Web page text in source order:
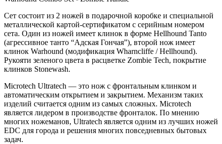
Сет состоит из 2 ножей в подарочной коробке и специальной
металлической картой-сертификатом с серийным номером
сета. Один из ножей имеет клинок в форме Hellhound Tanto
(агрессивное танто “Адская Гончая”), второй нож имеет
клинок Warhound (модификация Wharncliffe /Hellhound).
Рукояти зеленого цвета в расцветке Zombie Tech, покрытие
клинков Stonewash.
Microtech Ultratech — это нож с фронтальным клинком и
автоматическим открытием и закрытием. Механизм таких
изделий считается одним из самых сложных. Microtech
является лидером в производстве фронталок. По мнению
многих ножеманов, Ultratech является одним из лучших ножей
EDC для города и решения многих повседневных бытовых
задач.